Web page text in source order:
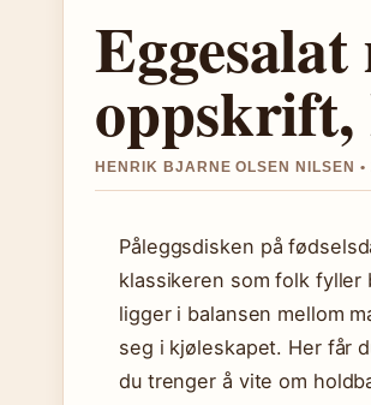
oppskrift,
HENRIK BJARNE OLSEN NILSEN
Påleggsdisken på
klassikeren som folk
ligger i balansen mellom
seg i kjøleskapet. Her får
du trenger å vite om